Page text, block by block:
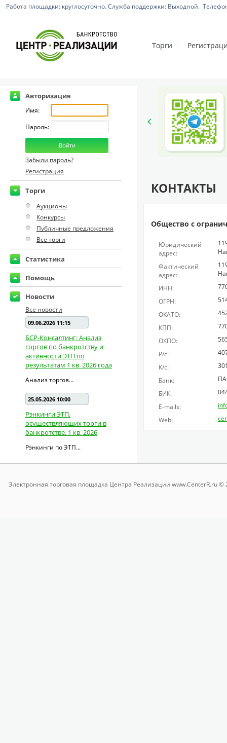
Работа площадки: круглосуточно. Служба поддержки: Выходной.
Торги
Авторизация
Имя:
Пароль:
Забыли пароль?
Регистрация
Торги
Аукционы
Конкурсы
Публичные предложения
Все торги
Статистика
Помощь
Новости
Все новости
09.06.2026 11:15
БСР-Консалтинг: Анализ
торгов по банкротству и
активности ЭТП по
результатам 1 кв. 2026 года
Анализ торгов...
25.05.2026 10:00
Рэнкинги ЭТП,
осуществляющих торги в
банкротстве, 1 кв. 2026
Рэнкинги по ЭТП...
КОНТАКТЫ
Общество с
Юридический
адрес:
Фактический
адрес:
ИНН:
ОГРН:
ОКАТО:
КПП:
ОКПО:
Р/с:
К/с:
Банк:
БИК:
E-mails:
Web:
Электронная торговая площадка Центра Реализации www.CenterR.ru ©